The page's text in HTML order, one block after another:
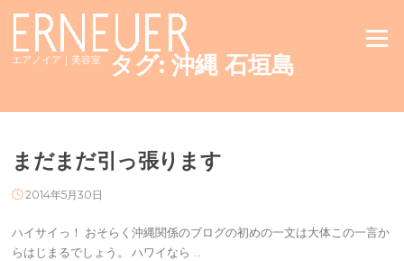
content
エアノイア｜美容室
Menu
タグ: 沖縄 石垣島
まだまだ引っ張ります
2014年5月30日
ハイサイっ！ おそらく沖縄関係のブログの初めの一文は大体この一言か
らはじまるでしょう。 ハワイなら …